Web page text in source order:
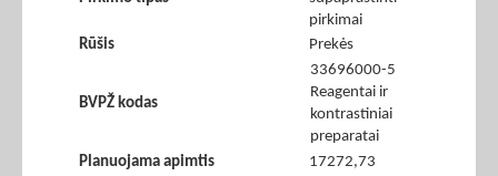
pirkimai
Rūšis
Prekės
BVPŽ kodas
33696000-5
Reagentai ir
kontrastiniai
preparatai
Planuojama apimtis
17272,73